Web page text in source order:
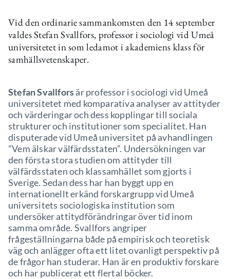
Vid den ordinarie sammankomsten den 14 september
valdes Stefan Svallfors, professor i sociologi vid Umeå
universitetet in som ledamot i akademiens klass för
samhällsvetenskaper.
Stefan Svallforsär professor i sociologi vid Umeå
universitetet med komparativa analyser av attityder
och värderingar och dess kopplingar till sociala
strukturer och institutioner som specialitet. Han
disputerade vid Umeå universitet på avhandlingen
”Vem älskar välfärdsstaten”. Undersökningen var
den första stora studien om attityder till
välfärdsstaten och klassamhället som gjorts i
Sverige. Sedan dess har han byggt upp en
internationellt erkänd forskargrupp vid Umeå
universitets sociologiska institution som
undersöker attitydförändringar över tid inom
samma område. Svallfors angriper
frågeställningarna både på empirisk och teoretisk
väg och anlägger ofta ett litet ovanligt perspektiv på
de frågor han studerar. Han är en produktiv forskare
och har publicerat ett flertal böcker.